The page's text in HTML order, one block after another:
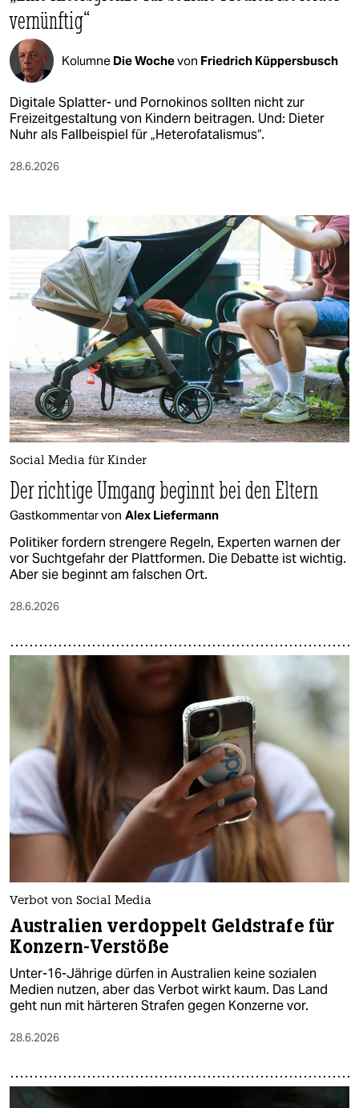
vernünftig“
Kolumne Die Wochevon Friedrich Küppersbusch
Digitale Splatter- und Pornokinos sollten nicht zur
Freizeitgestaltung von Kindern beitragen. Und: Dieter
Nuhr als Fallbeispiel für „Heterofatalismus“.
28.6.2026
Social Media für Kinder
Der richtige Umgang beginnt bei den Eltern
Gastkommentar von Alex Liefermann
Politiker fordern strengere Regeln, Experten warnen der
vor Suchtgefahr der Plattformen. Die Debatte ist wichtig.
Aber sie beginnt am falschen Ort.
28.6.2026
Verbot von Social Media
Australien verdoppelt Geldstrafe für
Konzern-Verstöße
Unter-16-Jährige dürfen in Australien keine sozialen
Medien nutzen, aber das Verbot wirkt kaum. Das Land
geht nun mit härteren Strafen gegen Konzerne vor.
28.6.2026